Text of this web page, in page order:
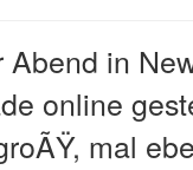
Abend in
online
mal